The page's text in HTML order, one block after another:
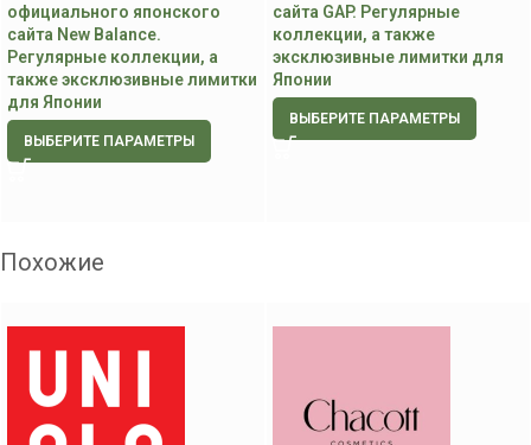
официального японского
сайта New Balance.
Регулярные коллекции, а
также эксклюзивные лимитки
для Японии
ВЫБЕРИТЕ ПАРАМЕТРЫ
сайта GAP. Регулярные
коллекции, а также
эксклюзивные лимитки для
Японии
ВЫБЕРИТЕ ПАРАМЕТРЫ
Похожие